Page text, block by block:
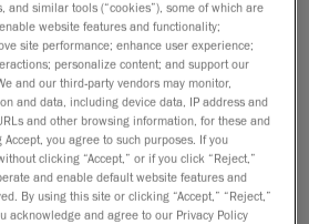
중점이 맞춰져 있습니다.
최신 Creaform광학 3D 측정기
있습니다.
어, 멀티태스크 고유 개발 기능에
지 주요 이점이 있습니다.
또는 밀도 있는 헤비 지점 클라우
와서 처리할 수 있음
and similar tools (“cookies”), some of which are
website features and functionality;
site performance; enhance user experience;
personalize content; and support our
and our third-party vendors may monitor,
and data, including device data, IP address and
and other browsing information, for these and
you agree to such purposes. If you
clicking “Accept,” or if you click “Reject,”
and enable default website features and
By using this site or clicking “Accept,” “Reject,”
acknowledge and agree to our Privacy Policy